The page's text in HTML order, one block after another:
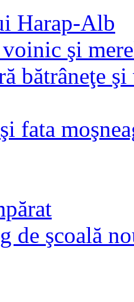
Harap-Alb
şi
bătrâneţe
fata
de şcoală